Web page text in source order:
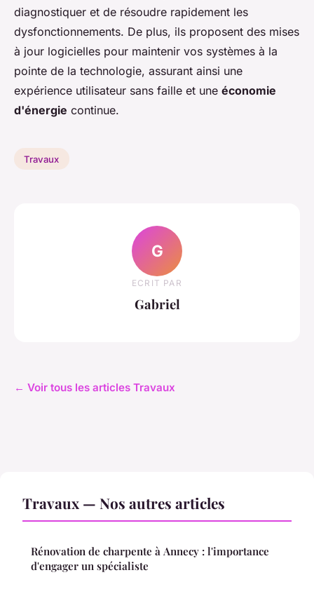
diagnostiquer et de résoudre rapidement les
dysfonctionnements. De plus, ils proposent des mises
à jour logicielles pour maintenir vos systèmes à la
pointe de la technologie, assurant ainsi une
expérience utilisateur sans faille et une économie
d'énergie continue.
Travaux
G
ECRIT PAR
Gabriel
← Voir tous les articles Travaux
Travaux — Nos autres articles
Rénovation de charpente à Annecy : l'importance
d'engager un spécialiste